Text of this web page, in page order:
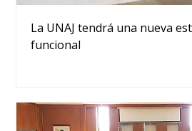
La UNAJ tendrá una nueva
funcional